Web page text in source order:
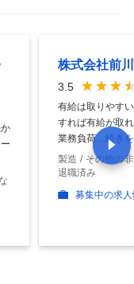
株式会社前
3.5
有給は取りやす
すれば有給が取
業務負荷…続き
製造
その他の
退職済み
募集中の求